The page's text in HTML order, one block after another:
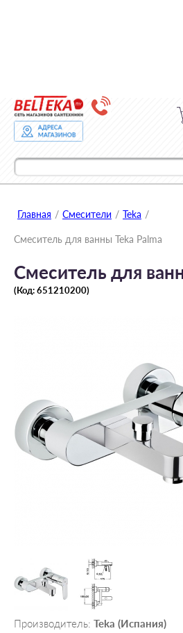
Главная / Смесители / Teka /
Смеситель для ванны Teka Palma
Смеситель для
(Код:651210200)
Производитель: Teka (Испания)